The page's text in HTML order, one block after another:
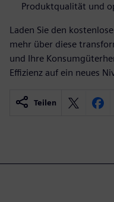
Produktqualität und
Laden Sie den
mehr über diese
und Ihre
Effizienz auf ein neues
Teilen